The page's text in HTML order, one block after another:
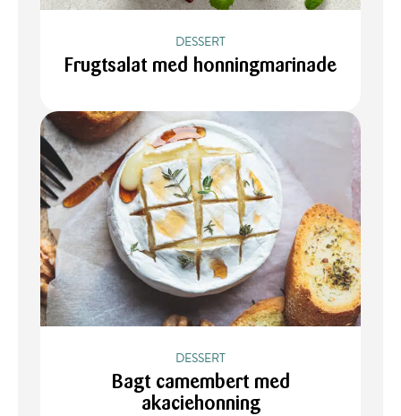
DESSERT
Frugtsalat med honningmarinade
DESSERT
Bagt camembert med
akaciehonning